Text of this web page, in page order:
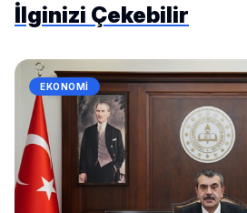
İlginizi Çekebilir
EKONOMI